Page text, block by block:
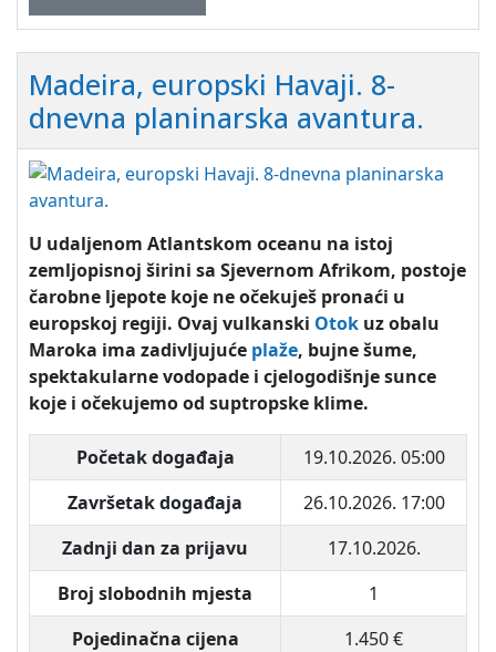
Madeira, europski Havaji. 8-
dnevna planinarska avantura.
U udaljenom Atlantskom oceanu na istoj
zemljopisnoj širini sa Sjevernom Afrikom, postoje
čarobne ljepote koje ne očekuješ pronaći u
europskoj regiji. Ovaj vulkanski Otok uz obalu
Maroka ima zadivljujuće plaže, bujne šume,
spektakularne vodopade i cjelogodišnje sunce
koje i očekujemo od suptropske klime.
Početak događaja
19.10.2026. 05:00
Završetak događaja
26.10.2026. 17:00
Zadnji dan za prijavu
17.10.2026.
Broj slobodnih mjesta
1
Pojedinačna cijena
1.450 €